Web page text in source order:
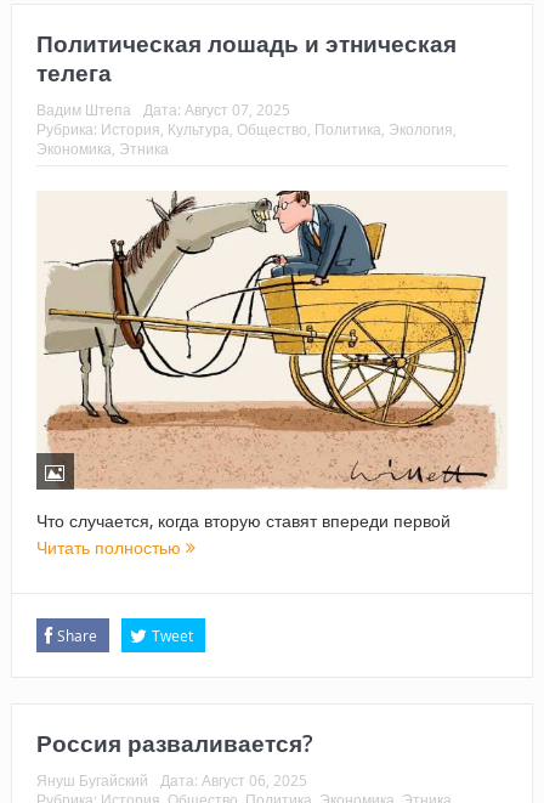
Политическая лошадь и этническая
телега
Вадим Штепа Дата: Август 07, 2025
Рубрика: История, Культура, Общество, Политика, Экология,
Экономика, Этника
Что случается, когда вторую ставят впереди первой
Читать полностью
Share Tweet
Россия разваливается?
Януш Бугайский Дата: Август 06, 2025